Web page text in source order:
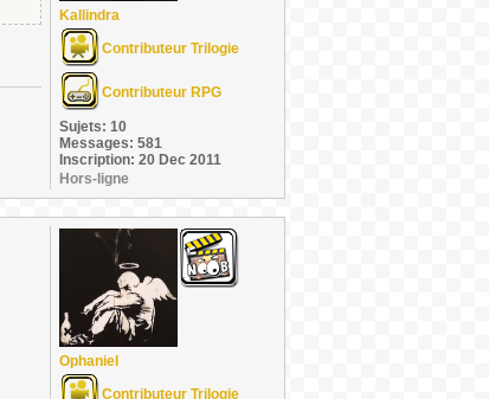
Kallindra
Contributeur Trilogie
Contributeur RPG
Sujets: 10
Messages: 581
Inscription: 20 Dec 2011
Hors-ligne
Ophaniel
Contributeur Trilogie